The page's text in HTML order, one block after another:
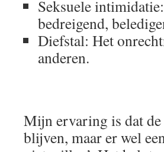
Seksuele
bedreigend,
Diefstal: Het
anderen.
Mijn ervaring is dat
blijven, maar er wel